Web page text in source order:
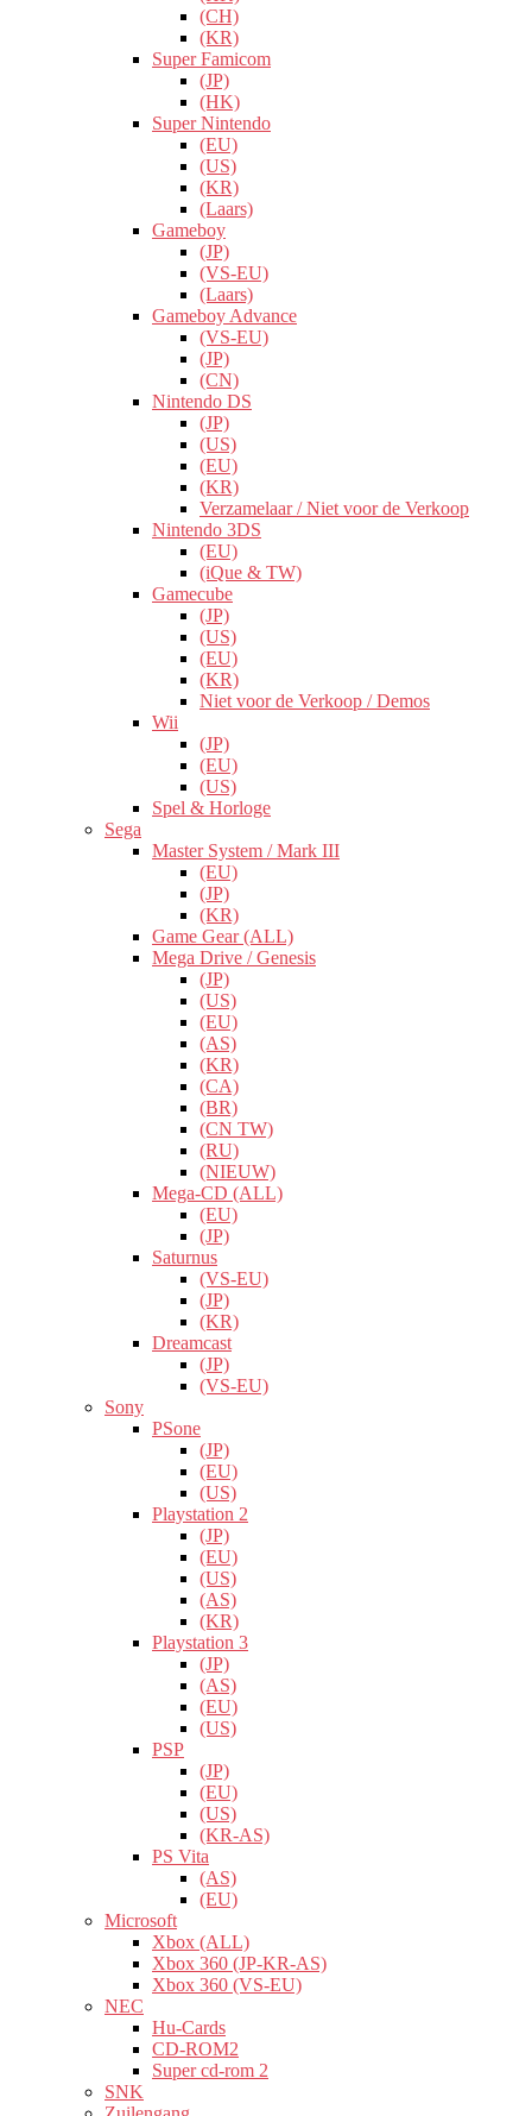
(CH)
(KR)
Super Famicom
(JP)
(HK)
Super Nintendo
(EU)
(US)
(KR)
(Laars)
Gameboy
(JP)
(VS-EU)
(Laars)
Gameboy Advance
(VS-EU)
(JP)
(CN)
Nintendo DS
(JP)
(US)
(EU)
(KR)
Verzamelaar / Niet voor de Verkoop
Nintendo 3DS
(EU)
(iQue & TW)
Gamecube
(JP)
(US)
(EU)
(KR)
Niet voor de Verkoop / Demos
Wii
(JP)
(EU)
(US)
Spel & Horloge
Sega
Master System / Mark III
(EU)
(JP)
(KR)
Game Gear (ALL)
Mega Drive / Genesis
(JP)
(US)
(EU)
(AS)
(KR)
(CA)
(BR)
(CN TW)
(RU)
(NIEUW)
Mega-CD (ALL)
(EU)
(JP)
Saturnus
(VS-EU)
(JP)
(KR)
Dreamcast
(JP)
(VS-EU)
Sony
PSone
(JP)
(EU)
(US)
Playstation 2
(JP)
(EU)
(US)
(AS)
(KR)
Playstation 3
(JP)
(AS)
(EU)
(US)
PSP
(JP)
(EU)
(US)
(KR-AS)
PS Vita
(AS)
(EU)
Microsoft
Xbox (ALL)
Xbox 360 (JP-KR-AS)
Xbox 360 (VS-EU)
NEC
Hu-Cards
CD-ROM2
Super cd-rom 2
SNK